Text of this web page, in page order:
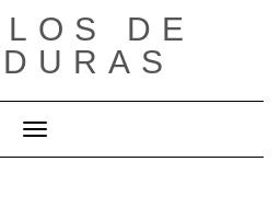
DE
Cambiar modo de navegación